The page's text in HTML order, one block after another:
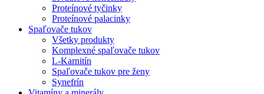
Proteínové tyčinky
Proteínové palacinky
Spaľovače tukov
Všetky produkty
Komplexné spaľovače tukov
L-Karnitín
Spaľovače tukov pre ženy
Synefrín